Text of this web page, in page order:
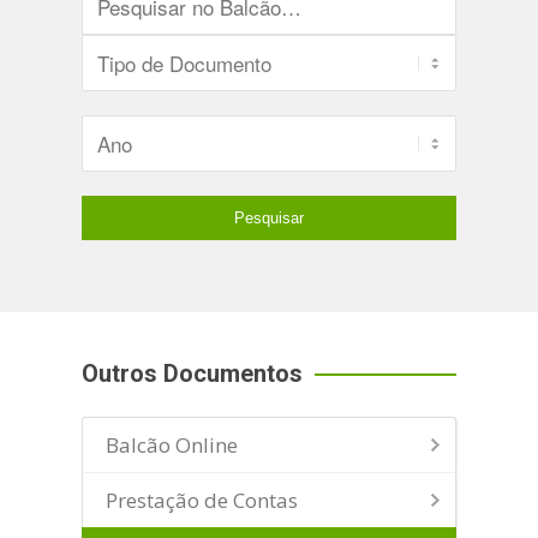
Outros Documentos
Balcão Online
Prestação de Contas